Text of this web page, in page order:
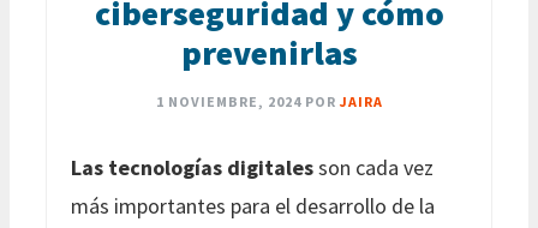
ciberseguridad y cómo
prevenirlas
1 NOVIEMBRE, 2024 POR JAIRA
Las tecnologías digitalesson cada vez
más importantes para el desarrollo de la